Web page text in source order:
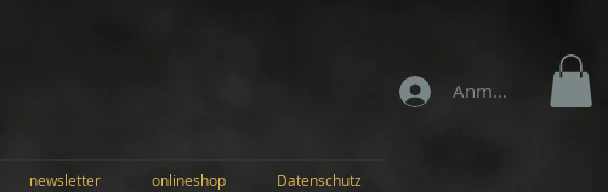
Anmelden
newsletter onlineshop Datenschutz